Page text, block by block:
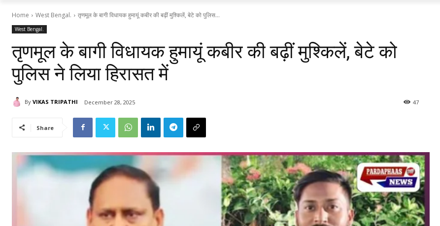
Home West Bengal. तृणमूल के बागी विधायक हुमायूं कबीर की बढ़ीं मुश्किलें, बेटे को पुलिस...
West Bengal.
तृणमूल के बागी विधायक हुमायूं कबीर की बढ़ीं मुश्किलें, बेटे को
पुलिस ने लिया हिरासत में
By VIKAS TRIPATHI December 28, 2025 47
Share